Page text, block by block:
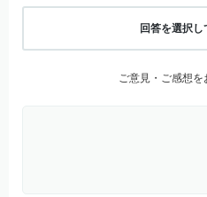
回答を選択
ご意見・ご感想